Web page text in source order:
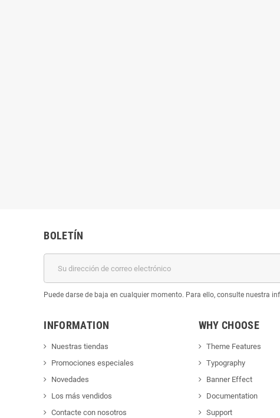
BOLETÍN
Puede darse de baja en cualquier momento. Para ello, consulte nuestra
INFORMATION
Nuestras tiendas
Promociones especiales
Novedades
Los más vendidos
Contacte con nosotros
WHY CHOOSE
Theme Features
Typography
Banner Effect
Documentation
Support